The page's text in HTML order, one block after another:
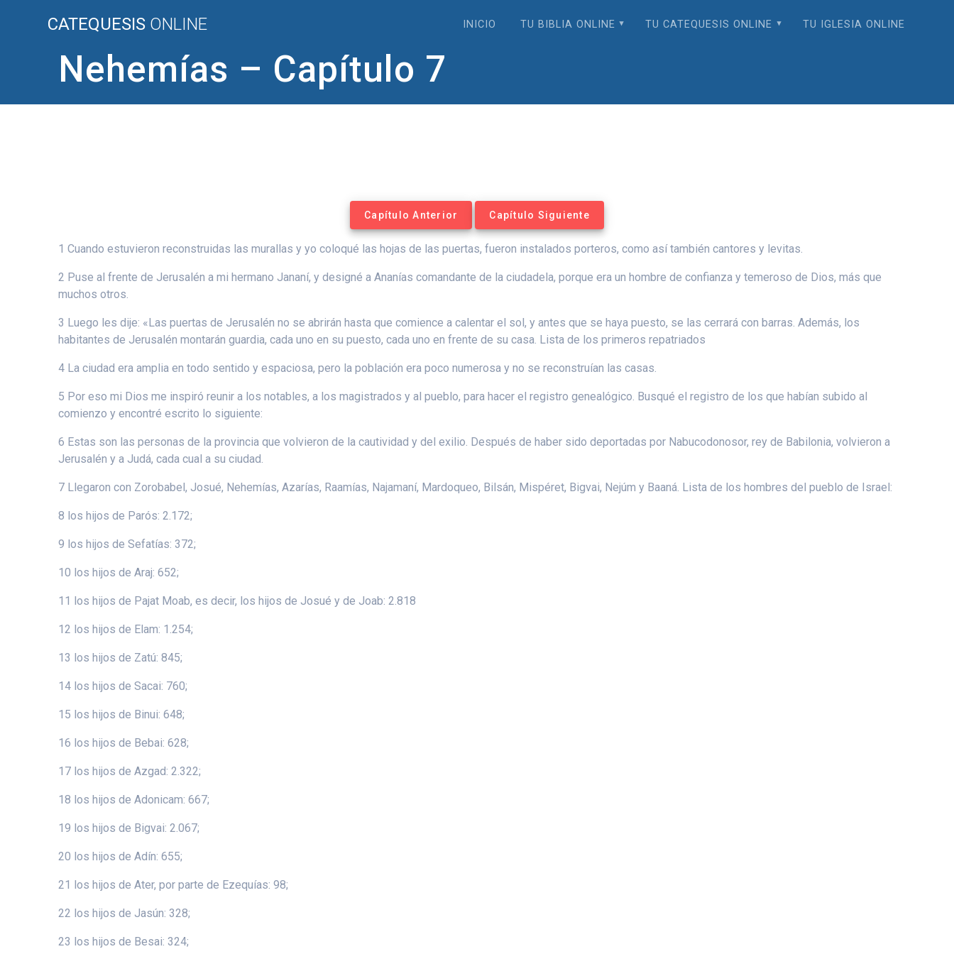
CATEQUESIS ONLINE INICIO TU BIBLIA ONLINE TU CATEQUESIS ONLINE TU IGLESIA ONLINE
Nehemías – Capítulo 7
Capítulo Anterior Capítulo Siguiente
1 Cuando estuvieron reconstruidas las murallas y yo coloqué las hojas de las puertas, fueron instalados porteros, como así también cantores y levitas.
2 Puse al frente de Jerusalén a mi hermano Jananí, y designé a Ananías comandante de la ciudadela, porque era un hombre de confianza y temeroso de Dios, más que
muchos otros.
3 Luego les dije: «Las puertas de Jerusalén no se abrirán hasta que comience a calentar el sol, y antes que se haya puesto, se las cerrará con barras. Además, los
habitantes de Jerusalén montarán guardia, cada uno en su puesto, cada uno en frente de su casa. Lista de los primeros repatriados
4 La ciudad era amplia en todo sentido y espaciosa, pero la población era poco numerosa y no se reconstruían las casas.
5 Por eso mi Dios me inspiró reunir a los notables, a los magistrados y al pueblo, para hacer el registro genealógico. Busqué el registro de los que habían subido al
comienzo y encontré escrito lo siguiente:
6 Estas son las personas de la provincia que volvieron de la cautividad y del exilio. Después de haber sido deportadas por Nabucodonosor, rey de Babilonia, volvieron a
Jerusalén y a Judá, cada cual a su ciudad.
7 Llegaron con Zorobabel, Josué, Nehemías, Azarías, Raamías, Najamaní, Mardoqueo, Bilsán, Mispéret, Bigvai, Nejúm y Baaná. Lista de los hombres del pueblo de Israel:
8 los hijos de Parós: 2.172;
9 los hijos de Sefatías: 372;
10 los hijos de Araj: 652;
11 los hijos de Pajat Moab, es decir, los hijos de Josué y de Joab: 2.818
12 los hijos de Elam: 1.254;
13 los hijos de Zatú: 845;
14 los hijos de Sacai: 760;
15 los hijos de Binui: 648;
16 los hijos de Bebai: 628;
17 los hijos de Azgad: 2.322;
18 los hijos de Adonicam: 667;
19 los hijos de Bigvai: 2.067;
20 los hijos de Adín: 655;
21 los hijos de Ater, por parte de Ezequías: 98;
22 los hijos de Jasún: 328;
23 los hijos de Besai: 324;